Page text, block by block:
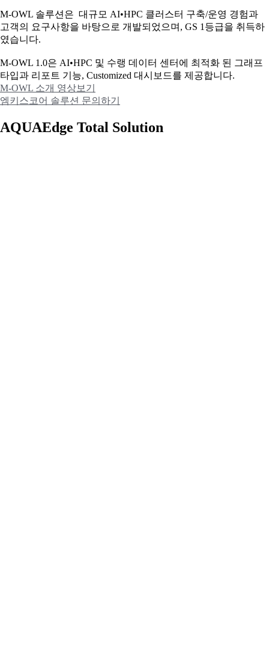
M-OWL 솔루션은 대규모 AI•HPC 클러스터 구축/운영 경험과
고객의 요구사항을 바탕으로 개발되었으며, GS 1등급을 취득하
였습니다.
M-OWL 1.0은 AI•HPC 및 수랭 데이터 센터에 최적화 된 그래프
타입과 리포트 기능, Customized 대시보드를 제공합니다.
M-OWL 소개 영상보기
엠키스코어 솔루션 문의하기
AQUAEdge Total Solution